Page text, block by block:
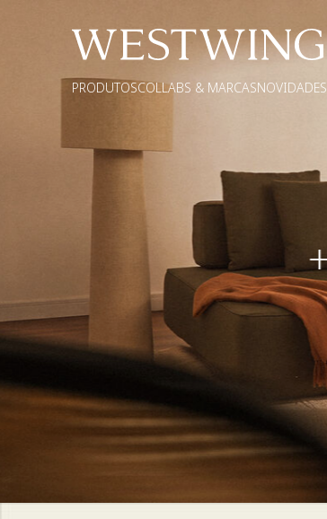
PRODUTOSCOLLABS & MARCASNOVIDADES